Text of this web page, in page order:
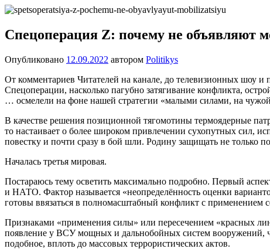
Перейти
содержимому
один
сайт
WordPress
Спецоперация Z: почему не объявляют
Опубликовано 12.09.2022 автором Politikys
От комментариев Читателей на канале, до телевизионных шоу
Спецоперации, насколько пагубно затягивание конфликта,
… осмелели на фоне нашей стратегии «малыми силами, на
В качестве решения позиционной тягомотины термоядерные
то настаивает о более широком привлечении сухопутных сил,
повестку и почти сразу в бой шли. Родину защищать не только
Началась третья мировая.
Постараюсь тему осветить максимально подробно. Первый
и НАТО. Фактор называется «неопределённость оценки
готовы ввязаться в полномасштабный конфликт с применением
Признаками «применения силы» или пересечением «красных
появление у ВСУ мощных и дальнобойных систем вооружений,
подобное, вплоть до массовых террористических актов.